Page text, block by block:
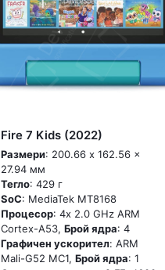
Fire 7 Kids (2022)
Размери: 200.66 x 162.56 x
27.94 мм
Тегло: 429 г
SoC: MediaTek MT8168
Процесор: 4x 2.0 GHz ARM
Cortex-A53, Брой ядра: 4
Графичен ускорител: ARM
Mali-G52 MC1, Брой ядра: 1